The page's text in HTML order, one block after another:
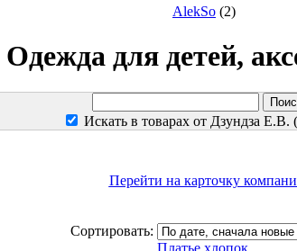
AlekSo (2)
Одежда для детей,
Искать в товарах от Дзундза
Перейти на карточку
Сортировать: